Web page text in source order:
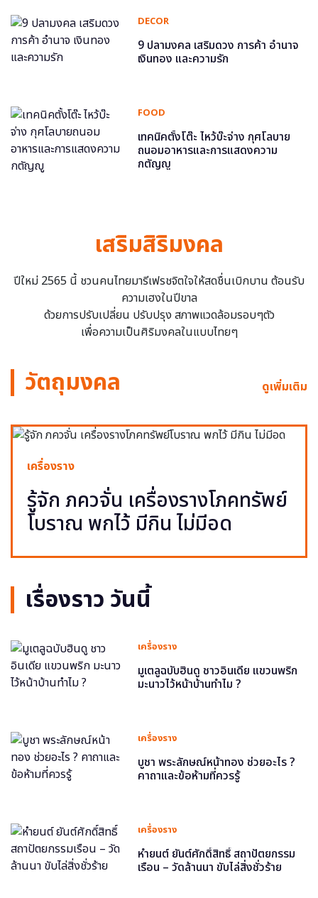
DECOR
9 ปลามงคล เสริมดวง การค้า อำนาจ
เงินทอง และความรัก
FOOD
เทคนิคตั้งโต๊ะ ไหว้บ๊ะจ่าง กุศโลบาย
ถนอมอาหารและการแสดงความ
กตัญญู
เสริมสิริมงคล
ปีใหม่ 2565 นี้ ชวนคนไทยมารีเฟรชจิตใจให้สดชื่นเบิกบาน ต้อนรับ
ความเฮงในปีขาล
ด้วยการปรับเปลี่ยน ปรับปรุง สภาพแวดล้อมรอบๆตัว
เพื่อความเป็นศิริมงคลในแบบไทยๆ
วัตถุมงคล ดูเพิ่มเติม
เครื่องราง
รู้จัก ภควจั่น เครื่องรางโภคทรัพย์
โบราณ พกไว้ มีกิน ไม่มีอด
เรื่องราว วันนี้
เครื่องราง
มูเตลูฉบับฮินดู ชาวอินเดีย แขวนพริก
มะนาวไว้หน้าบ้านทำไม ?
เครื่องราง
บูชา พระลักษณ์หน้าทอง ช่วยอะไร ?
คาถาและข้อห้ามที่ควรรู้
เครื่องราง
หำยนต์ ยันต์ศักดิ์สิทธิ์ สถาปัตยกรรม
เรือน – วัดล้านนา ขับไล่สิ่งชั่วร้าย